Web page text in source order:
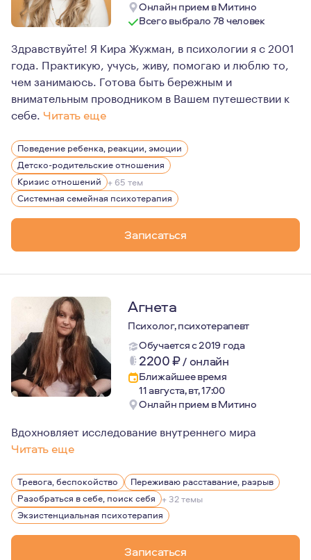
Онлайн прием в Митино
Всего выбрало 78 человек
Здравствуйте! Я Кира Жужман, в психологии я с 2001
года. Практикую, учусь, живу, помогаю и люблю то,
чем занимаюсь. Готова быть бережным и
внимательным проводником в Вашем путешествии к
себе. Читать еще
Многие мои хобби и увлечения также связаны с
Так, дома у меня внушительная библиотека
Мне очень интересна сказкотерапия и я не только
У меня достаточно большой опыт работы в школах, а
Люблю и провожу психологические
Являюсь автором метафорических ассоциативных
Люблю путешествовать, занимаюсь спортом. Являюсь
Поведение ребенка, реакции, эмоции
Детско-родительские отношения
Кризис отношений + 65 тем
Системная семейная психотерапия
Записаться
Агнета
Психолог, психотерапевт
Обучается с 2019 года
2200₽/ онлайн
Ближайшее время
11 августа, вт, 17:00
Онлайн прием в Митино
Вдохновляет исследование внутреннего мира
Читать еще
В 2026 году окончила магистратуру по психологии.
Тревога, беспокойство
Переживаю расставание, разрыв
Разобраться в себе, поиск себя + 32 темы
Экзистенциальная психотерапия
Записаться